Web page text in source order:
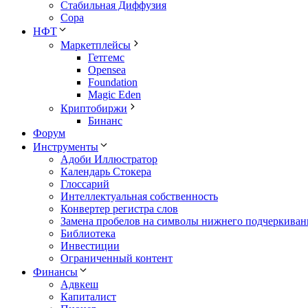
Стабильная Диффузия
Сора
НФТ
Маркетплейсы
Гетгемс
Opensea
Foundation
Magic Eden
Криптобиржи
Бинанс
Форум
Инструменты
Адоби Иллюстратор
Календарь Стокера
Глоссарий
Интеллектуальная собственность
Конвертер регистра слов
Замена пробелов на символы нижнего
Библиотека
Инвестиции
Ограниченный контент
Финансы
Адвкеш
Капиталист